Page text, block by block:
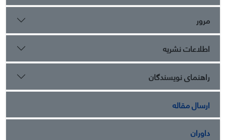
مرور
اطلاعات نشریه
راهنمای نویسندگان
ارسال مقاله
داوران